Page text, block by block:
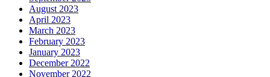
August 2023
April 2023
March 2023
February 2023
January 2023
December 2022
November 2022